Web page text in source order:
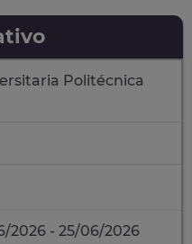
Politécnica
2026 - 25/06/2026